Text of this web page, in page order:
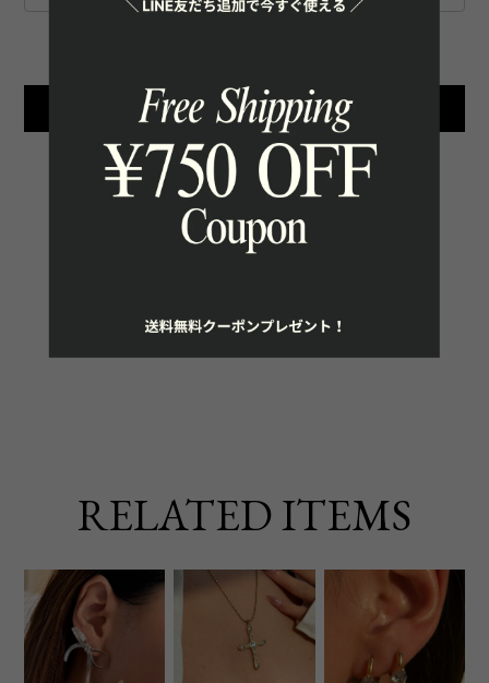
Add to cart
日本国内にお住まいの方向け
SHARE ON
通報する
RELATED ITEMS